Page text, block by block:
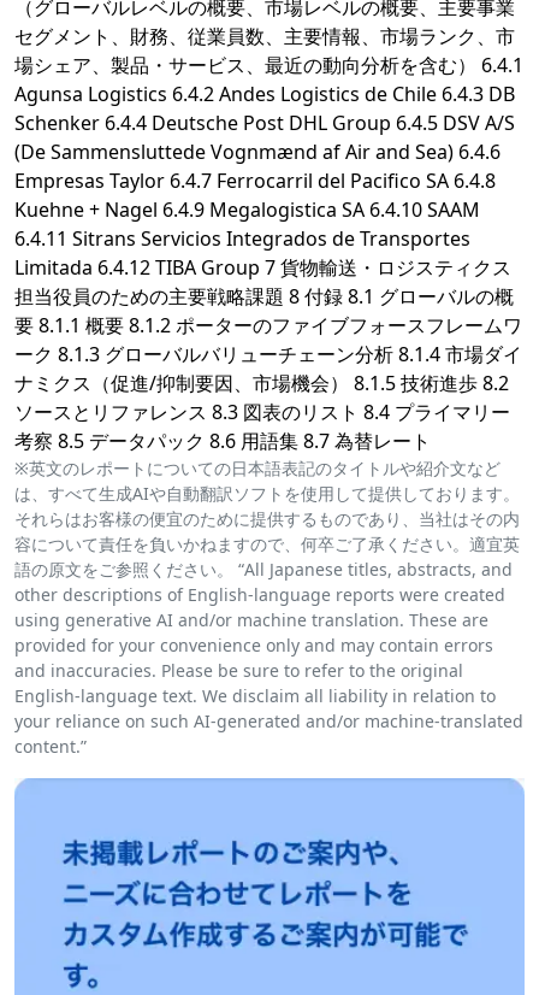
（グローバルレベルの概要、市場レベルの概要、主要事業
セグメント、財務、従業員数、主要情報、市場ランク、市
場シェア、製品・サービス、最近の動向分析を含む） 6.4.1
Agunsa Logistics 6.4.2 Andes Logistics de Chile 6.4.3 DB
Schenker 6.4.4 Deutsche Post DHL Group 6.4.5 DSV A/S
(De Sammensluttede Vognmænd af Air and Sea) 6.4.6
Empresas Taylor 6.4.7 Ferrocarril del Pacifico SA 6.4.8
Kuehne + Nagel 6.4.9 Megalogistica SA 6.4.10 SAAM
6.4.11 Sitrans Servicios Integrados de Transportes
Limitada 6.4.12 TIBA Group 7 貨物輸送・ロジスティクス
担当役員のための主要戦略課題 8 付録 8.1 グローバルの概
要 8.1.1 概要 8.1.2 ポーターのファイブフォースフレームワ
ーク 8.1.3 グローバルバリューチェーン分析 8.1.4 市場ダイ
ナミクス（促進/抑制要因、市場機会） 8.1.5 技術進歩 8.2
ソースとリファレンス 8.3 図表のリスト 8.4 プライマリー
考察 8.5 データパック 8.6 用語集 8.7 為替レート
※英文のレポートについての日本語表記のタイトルや紹介文など
は、すべて生成AIや自動翻訳ソフトを使用して提供しております。
それらはお客様の便宜のために提供するものであり、当社はその内
容について責任を負いかねますので、何卒ご了承ください。適宜英
語の原文をご参照ください。 “All Japanese titles, abstracts, and
other descriptions of English-language reports were created
using generative AI and/or machine translation. These are
provided for your convenience only and may contain errors
and inaccuracies. Please be sure to refer to the original
English-language text. We disclaim all liability in relation to
your reliance on such AI-generated and/or machine-translated
content.”